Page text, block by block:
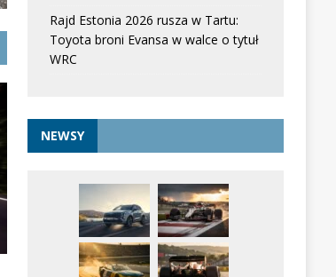
Rajd Estonia 2026 rusza w Tartu:
Toyota broni Evansa w walce o tytuł
WRC
NEWSY